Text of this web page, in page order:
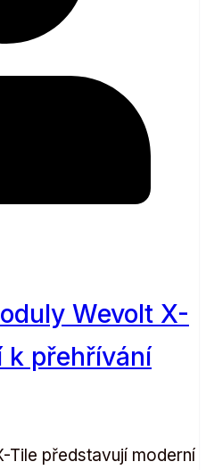
Wevolt X-
k přehřívání
Tile představují moderní